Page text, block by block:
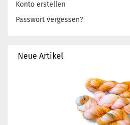
Konto erstellen
Passwort vergessen?
Neue Artikel